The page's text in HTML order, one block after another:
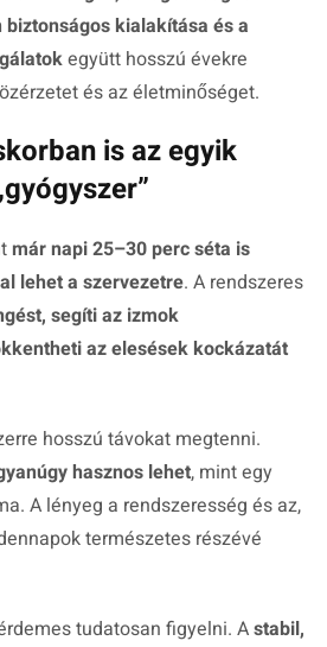
kialakítása és a
együtt hosszú évekre
és az életminőséget.
is az egyik
már napi 25–30 perc séta is
lehet a szervezetre. A rendszeres
segíti az izmok
az elesések kockázatát
hosszú távokat megtenni.
hasznos lehet, mint egy
A lényeg a rendszeresség és az,
természetes részévé
tudatosan figyelni. Astabil,